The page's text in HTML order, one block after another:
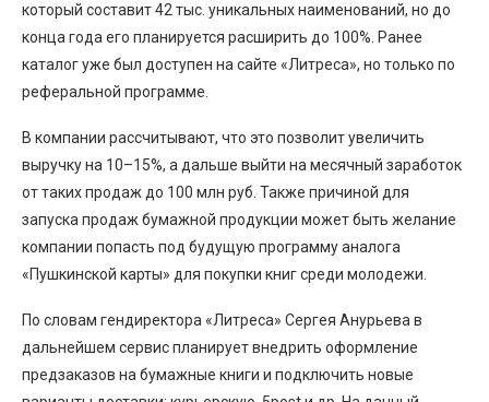
который составит 42 тыс. уникальных наименований, но до
конца года его планируется расширить до 100%. Ранее
каталог уже был доступен на сайте «Литреса», но только по
реферальной программе.
В компании рассчитывают, что это позволит увеличить
выручку на 10–15%, а дальше выйти на месячный заработок
от таких продаж до 100 млн руб. Также причиной для
запуска продаж бумажной продукции может быть желание
компании попасть под будущую программу аналога
«Пушкинской карты» для покупки книг среди молодежи.
По словам гендиректора «Литреса» Сергея Анурьева в
дальнейшем сервис планирует внедрить оформление
предзаказов на бумажные книги и подключить новые